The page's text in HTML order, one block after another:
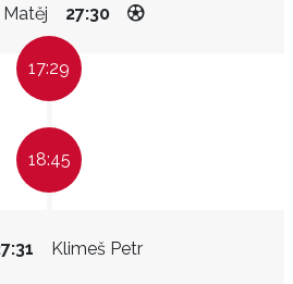
27:30
17:29
18:45
Klimeš Petr